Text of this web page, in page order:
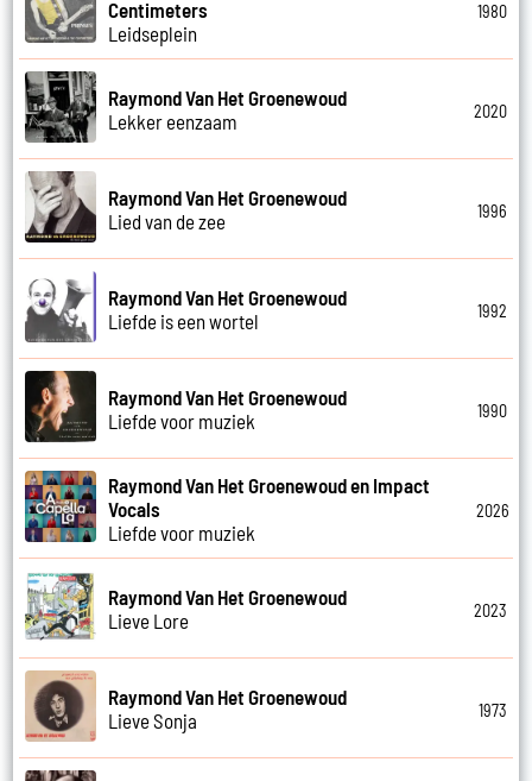
Centimeters
Leidseplein
1980
Raymond Van Het Groenewoud
Lekker eenzaam
2020
Raymond Van Het Groenewoud
Lied van de zee
1996
Raymond Van Het Groenewoud
Liefde is een wortel
1992
Raymond Van Het Groenewoud
Liefde voor muziek
1990
Raymond Van Het Groenewoud en Impact
Vocals
Liefde voor muziek
2026
Raymond Van Het Groenewoud
Lieve Lore
2023
Raymond Van Het Groenewoud
Lieve Sonja
1973